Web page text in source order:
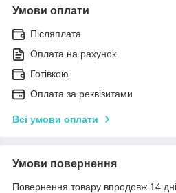
Умови оплати
Післяплата
Оплата на рахунок
Готівкою
Оплата за реквізитами
Всі умови оплати
Умови повернення
Повернення товару впродовж 14